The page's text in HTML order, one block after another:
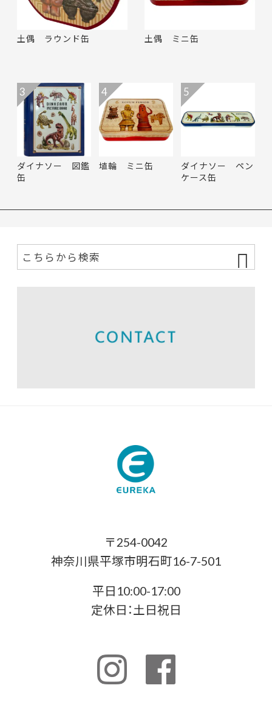
土偶 ラウンド缶 土偶 ミニ缶
ダイナソー 図鑑
缶
3
埴輪 ミニ缶
4
ダイナソー ペン
ケース缶
5
〒254-0042
神奈川県平塚市明石町16-7-501
平日10:00-17:00
定休日：土日祝日